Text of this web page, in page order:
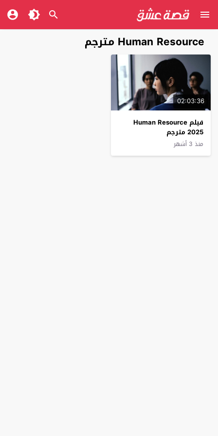
Human Resource مترجم
02:03:36
فيلم Human Resource
2025 مترجم
منذ 3 أشهر